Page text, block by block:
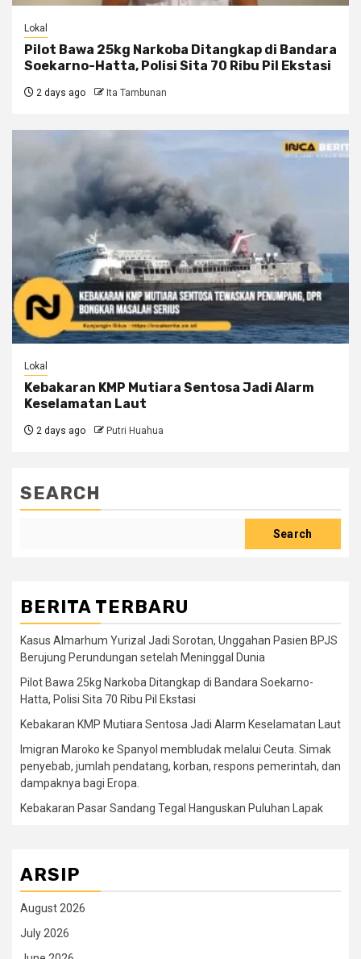
Lokal
Pilot Bawa 25kg Narkoba Ditangkap di Bandara
Soekarno-Hatta, Polisi Sita 70 Ribu Pil Ekstasi
2 days ago Ita Tambunan
Lokal
Kebakaran KMP Mutiara Sentosa Jadi Alarm
Keselamatan Laut
2 days ago Putri Huahua
SEARCH
Search
BERITA TERBARU
Kasus Almarhum Yurizal Jadi Sorotan, Unggahan Pasien BPJS
Berujung Perundungan setelah Meninggal Dunia
Pilot Bawa 25kg Narkoba Ditangkap di Bandara Soekarno-
Hatta, Polisi Sita 70 Ribu Pil Ekstasi
Kebakaran KMP Mutiara Sentosa Jadi Alarm Keselamatan Laut
Imigran Maroko ke Spanyol membludak melalui Ceuta. Simak
penyebab, jumlah pendatang, korban, respons pemerintah, dan
dampaknya bagi Eropa.
Kebakaran Pasar Sandang Tegal Hanguskan Puluhan Lapak
ARSIP
August 2026
July 2026